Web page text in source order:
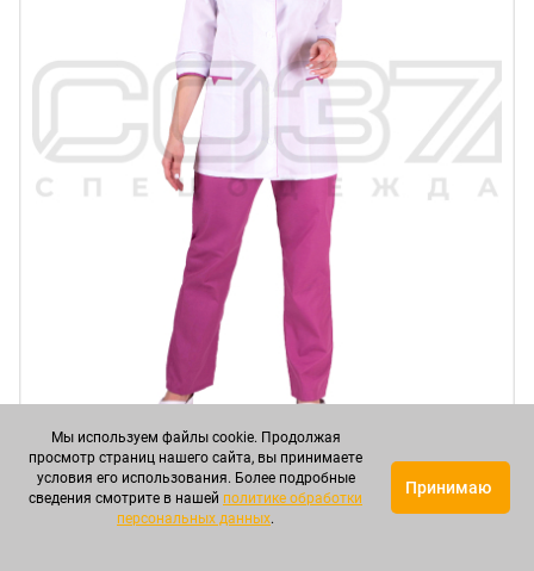
Костюм повара женский "Chef" цв.белый/сирень
тк.тиси в Иваново
Мы используем файлы cookie. Продолжая
просмотр страниц нашего сайта, вы принимаете
условия его использования. Более подробные
сведения смотрите в нашей политике обработки
персональных данных.
Принимаю